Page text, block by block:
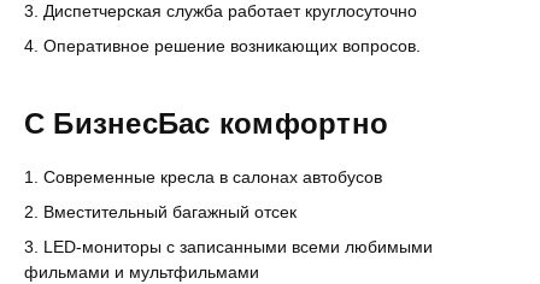
Диспетчерская служба работает круглосуточно
Оперативное решение возникающих вопросов.
С БизнесБас комфортно
Современные кресла в салонах автобусов
Вместительный багажный отсек
LED-мониторы с записанными всеми любимыми
фильмами и мультфильмами